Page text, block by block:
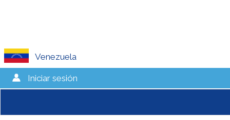
Venezuela
Iniciar sesión